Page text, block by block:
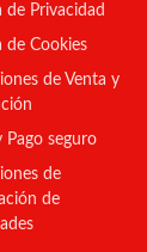
de Privacidad
de Cookies
de Venta y
Pago seguro
de
de